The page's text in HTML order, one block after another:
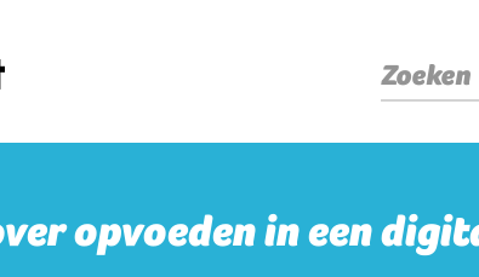
Zoeken
opvoeden in een